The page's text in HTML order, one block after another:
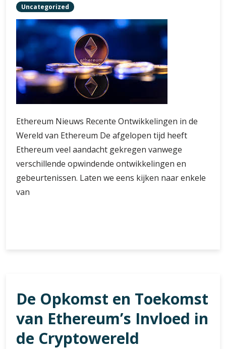
Uncategorized
Ethereum Nieuws Recente Ontwikkelingen in de
Wereld van Ethereum De afgelopen tijd heeft
Ethereum veel aandacht gekregen vanwege
verschillende opwindende ontwikkelingen en
gebeurtenissen. Laten we eens kijken naar enkele
van
en
Ontwikkelingen
De Opkomst en Toekomst
van Ethereum’s Invloed in
de Cryptowereld